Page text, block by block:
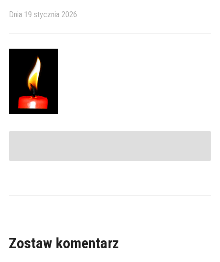
Dnia 19 stycznia 2026
Zostaw komentarz